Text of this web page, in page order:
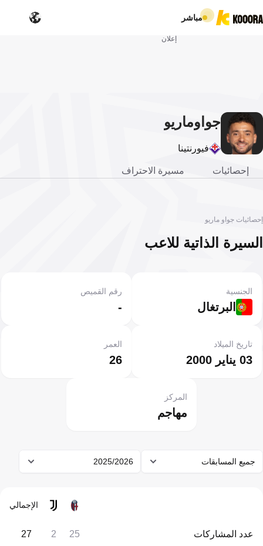
مباشر
إعلان
جواوماريو
فيورنتينا
إحصائيات مسيرة الاحتراف
إحصائيات جواو ماريو
السيرة الذاتية للاعب
البرتغال
الجنسية
-
رقم القميص
03 يناير 2000
تاريخ الميلاد
26
العمر
مهاجم
المركز
جميع المسابقات 2025/2026
الإجمالي
عدد المشاركات 25
2
27